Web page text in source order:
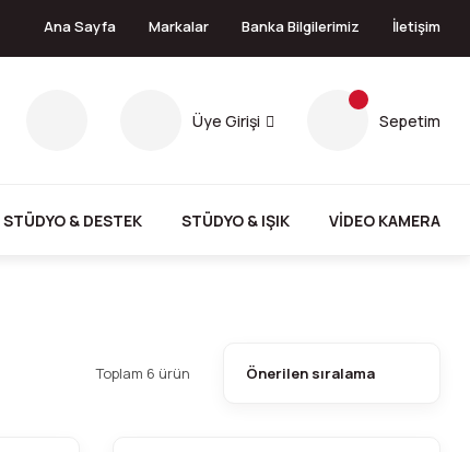
Ana Sayfa Markalar Banka Bilgilerimiz İletişim
Üye Girişi Sepetim
STÜDYO & DESTEK STÜDYO & IŞIK VİDEO KAMERA
Toplam 6 ürün